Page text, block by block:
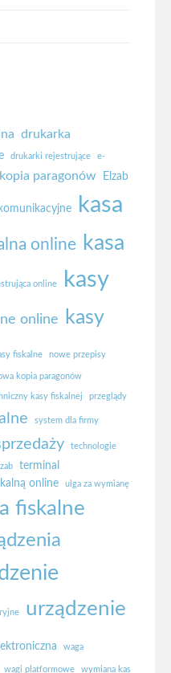
drukarka
drukarki rejestrujące e-
paragonów Elzab
kasa
online kasa
online
kasy
online
kasy
fiskalne nowe przepisy
kopia paragonów
kasy fiskalnej przeglądy
system dla firmy
technologie
terminal
online ulga za wymianę
fiskalne
urządzenie
waga
wagi platformowe wymiana kas